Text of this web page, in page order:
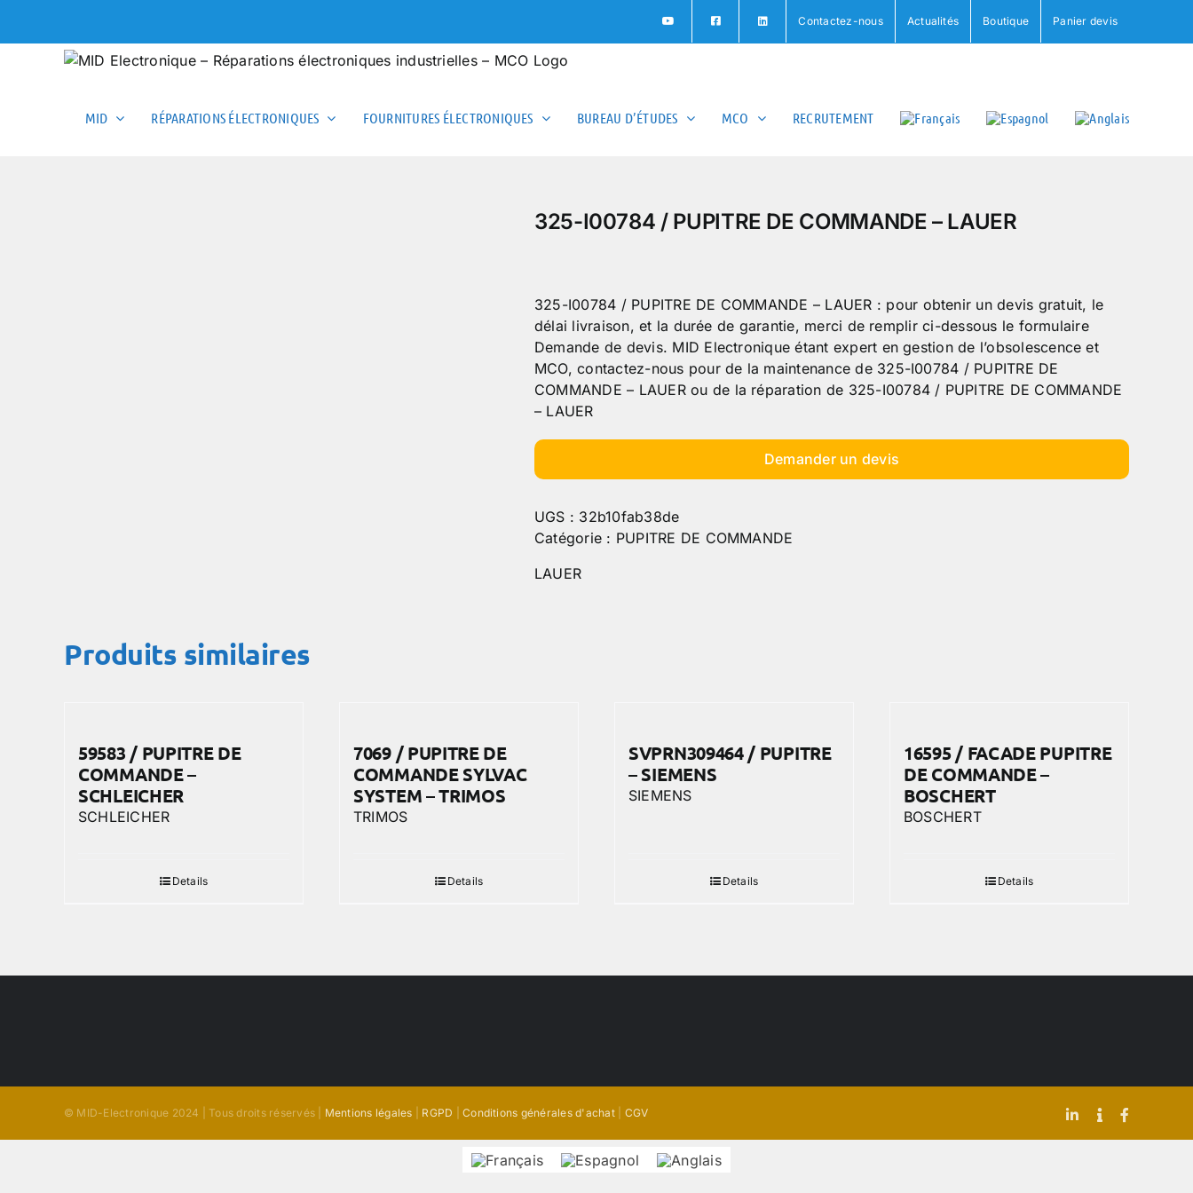
Contactez-nous Actualités Boutique Panier devis
MID RÉPARATIONS ÉLECTRONIQUES FOURNITURES ÉLECTRONIQUES BUREAU D’ÉTUDES MCO RECRUTEMENT
325-I00784 / PUPITRE DE COMMANDE – LAUER
325-I00784 / PUPITRE DE COMMANDE – LAUER : pour obtenir un devis gratuit, le
délai livraison, et la durée de garantie, merci de remplir ci-dessous le formulaire
Demande de devis. MID Electronique étant expert en gestion de l’obsolescence et
MCO, contactez-nous pour de la maintenance de 325-I00784 / PUPITRE DE
COMMANDE – LAUER ou de la réparation de 325-I00784 / PUPITRE DE COMMANDE
– LAUER
Demander un devis
UGS : 32b10fab38de
Catégorie : PUPITRE DE COMMANDE
LAUER
Produits similaires
59583 / PUPITRE DE
COMMANDE –
SCHLEICHER
SCHLEICHER
Details
7069 / PUPITRE DE
COMMANDE SYLVAC
SYSTEM – TRIMOS
TRIMOS
Details
SVPRN309464 / PUPITRE
– SIEMENS
SIEMENS
Details
16595 / FACADE PUPITRE
DE COMMANDE –
BOSCHERT
BOSCHERT
Details
© MID-Electronique 2024 | Tous droits réservés | Mentions légales RGPD |Conditions générales d'achat| CGV LinkedIn
Indeed